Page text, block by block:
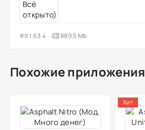
1.63.4 889.5 Mb
Похожие приложения
Хит